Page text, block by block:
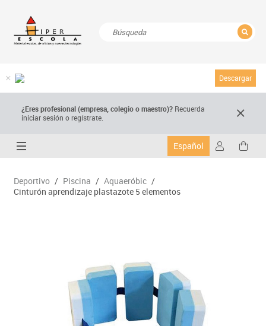
Descargar
¿Eres profesional (empresa, colegio o maestro)? Recuerda
iniciar sesión o regístrate.
Español
Deportivo / Piscina / Aquaeróbic /
Cinturón aprendizaje plastazote 5 elementos